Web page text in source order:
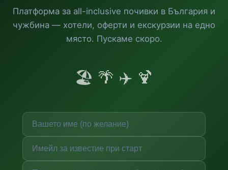
Платформа за all-inclusive почивки в България и
чужбина — хотели, оферти и екскурзии на едно
място. Пускаме скоро.
🏖️ 🌴 ✈️ 🍹